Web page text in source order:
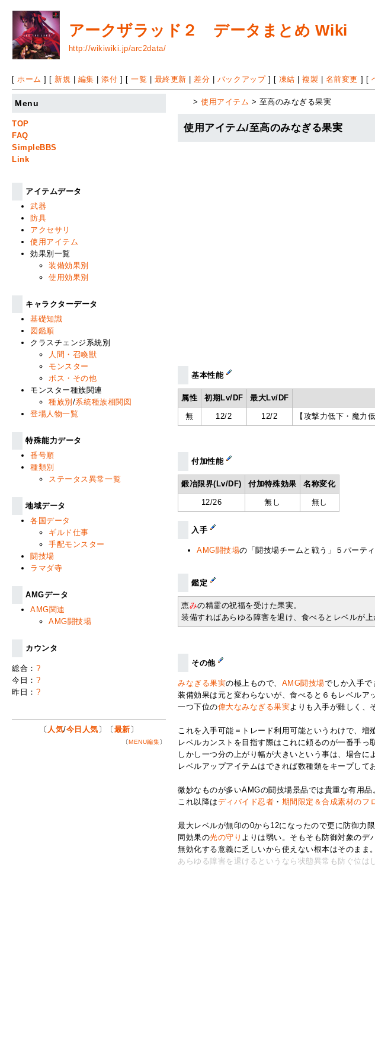
アークザラッド２ データまとめ Wiki
http://wikiwiki.jp/arc2data/
[ ホーム ] [ 新規 編集 |添付 ] [一覧 最終更新 差分 バックアップ] [ 凍結 |複製 名前変更 ] [
>使用アイテム > 至高のみなぎる果実
使用アイテム/至高のみなぎる果実
基本性能
属性 初期Lv/DF 最大Lv/DF
無 12/2 12/2 【攻撃力低下・魔力
付加性能
鍛冶限界(Lv/DF) 付加特殊効果 名称変化
12/26 無し 無し
入手
AMG闘技場の「闘技場チームと戦う」５パーテ
鑑定
恵みの精霊の祝福を受けた果実。
装備すればあらゆる障害を退け、食べるとレベルが上
その他
みなぎる果実の極上もので、 AMG闘技場でしか入手で
装備効果は元と変わらないが、食べると６もレベルア
一つ下位の偉大なみなぎる果実よりも入手が難しく、
これを入手可能＝トレード利用可能というわけで、増
レベルカンストを目指す際はこれに頼るのが一番手っ
しかし一つ分の上がり幅が大きいという事は、場合に
レベルアップアイテムはできれば数種類をキープして
微妙なものが多いAMGの闘技場景品では貴重な有用品
これ以降はディバイド忍者 ・ 期間限定＆合成素材のフ
最大レベルが無印の0から12になったので更に防御力
同効果の光の守り よりは弱い。そもそも防御対象のデ
無効化する意義に乏しいから使えない根本はそのまま
あらゆる障害を退けるというなら状態異常も防ぐ位は
Menu
TOP
FAQ
SimpleBBS
Link
アイテムデータ
武器
防具
アクセサリ
使用アイテム
効果別一覧
装備効果別
使用効果別
キャラクターデータ
基礎知識
図鑑順
クラスチェンジ系統別
人間・召喚獣
モンスター
ボス・その他
モンスター種族関連
種族別 /系統種族相関図
登場人物一覧
特殊能力データ
番号順
種類別
ステータス異常一覧
地域データ
各国データ
ギルド仕事
手配モンスター
闘技場
ラマダ寺
AMGデータ
AMG関連
AMG闘技場
カウンタ
総合： ?
今日： ?
昨日： ?
〔 人気/今日人気 〕〔 最新 〕
〔MENU編集〕